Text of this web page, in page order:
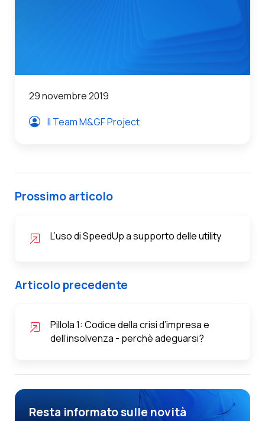
29 novembre 2019
Il Team M&GF Project
Prossimo articolo
L’uso di SpeedUp a supporto delle utility
Articolo precedente
Pillola 1: Codice della crisi d’impresa e
dell’insolvenza - perchè adeguarsi?
Resta informato sulle novità